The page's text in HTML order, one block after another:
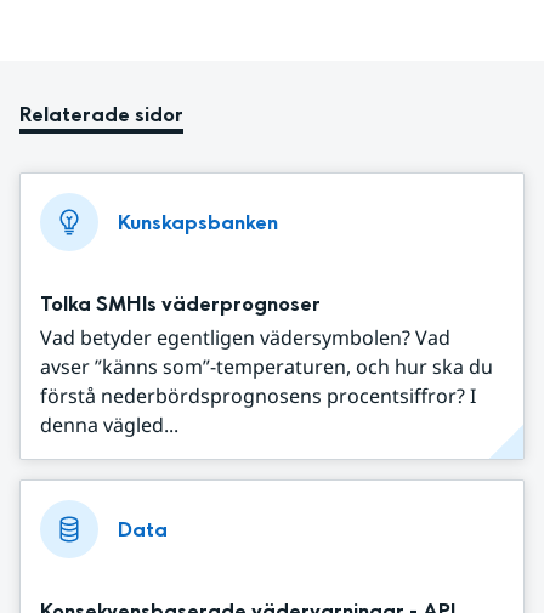
Relaterade sidor
Kunskapsbanken
Tolka SMHIs väderprognoser
Vad betyder egentligen vädersymbolen? Vad
avser ”känns som”-temperaturen, och hur ska du
förstå nederbördsprognosens procentsiffror? I
denna vägled...
Data